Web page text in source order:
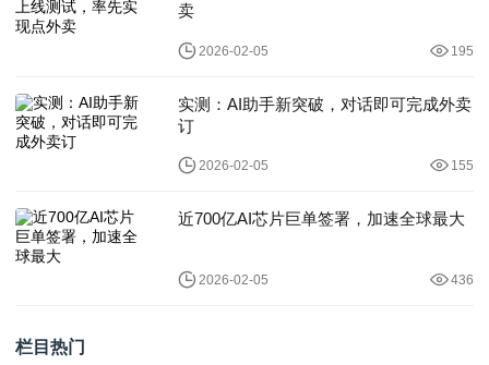
卖
2026-02-05 195
实测：AI助手新突破，对话即可完成外卖
订
2026-02-05 155
近700亿AI芯片巨单签署，加速全球最大
2026-02-05 436
栏目热门